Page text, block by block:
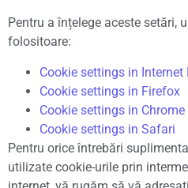
Pentru a înțelege aceste setări,
folositoare:
Cookie settings in Internet
Cookie settings in Firefox
Cookie settings in Chrome
Cookie settings in Safari
Pentru orice întrebări
utilizate cookie-urile prin